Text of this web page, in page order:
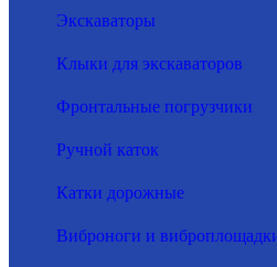
Экскаваторы
Клыки для экскаваторов
Фронтальные погрузчики
Ручной каток
Катки дорожные
Виброноги и